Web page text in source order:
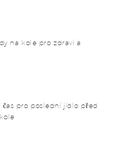
na kole pro zdraví a
pro poslední jídlo před